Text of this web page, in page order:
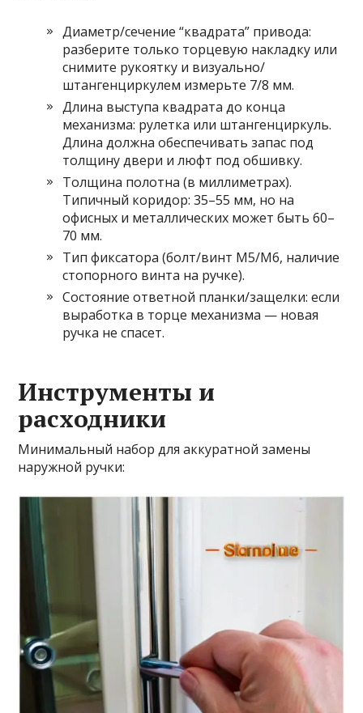
Диаметр/сечение “квадрата” привода:
разберите только торцевую накладку или
снимите рукоятку и визуально/
штангенциркулем измерьте 7/8 мм.
Длина выступа квадрата до конца
механизма: рулетка или штангенциркуль.
Длина должна обеспечивать запас под
толщину двери и люфт под обшивку.
Толщина полотна (в миллиметрах).
Типичный коридор: 35–55 мм, но на
офисных и металлических может быть 60–
70 мм.
Тип фиксатора (болт/винт М5/М6, наличие
стопорного винта на ручке).
Состояние ответной планки/защелки: если
выработка в торце механизма — новая
ручка не спасет.
Инструменты и
расходники
Минимальный набор для аккуратной замены
наружной ручки: